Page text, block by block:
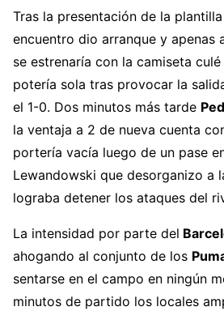
Tras la presentación de la
encuentro dio arranque y apenas
se estrenaría con la camiseta
potería sola tras provocar la
el 1-0. Dos minutos más tarde
la ventaja a 2 de nueva cuenta
portería vacía luego de un pase
Lewandowski que desorganizo a
lograba detener los ataques del
La intensidad por parte del
ahogando al conjunto de los
sentarse en el campo en ningún
minutos de partido los locales